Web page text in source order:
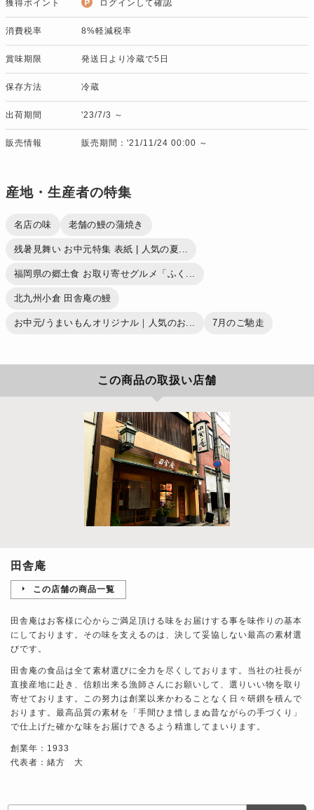
獲得ポイント ログインして確認
消費税率 8%軽減税率
賞味期限 発送日より冷蔵で5日
保存方法 冷蔵
出荷期間 '23/7/3 ～
販売情報 販売期間：'21/11/24 00:00 ～
産地・生産者の特集
名店の味 老舗の鰻の蒲焼き
残暑見舞い お中元特集 表紙 | 人気の夏...
福岡県の郷土食 お取り寄せグルメ「ふく...
北九州小倉 田舎庵の鰻
お中元/うまいもんオリジナル｜人気のお... 7月のご馳走
この商品の取扱い店舗
田舎庵
この店舗の商品一覧
田舎庵はお客様に心からご満足頂ける味をお届けする事を味作りの基本
にしております。その味を支えるのは、決して妥協しない最高の素材選
びです。
田舎庵の食品は全て素材選びに全力を尽くしております。当社の社長が
直接産地に赴き、信頼出来る漁師さんにお願いして、選りいい物を取り
寄せております。この努力は創業以来かわることなく日々研鑚を積んで
おります。最高品質の素材を「手間ひま惜しまぬ昔ながらの手づくり」
で仕上げた確かな味をお届けできるよう精進してまいります。
創業年：1933
代表者：緒方 大